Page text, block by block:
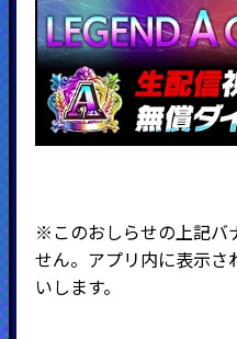
※このおしらせの上記バ
せん。アプリ内に表示
いします。